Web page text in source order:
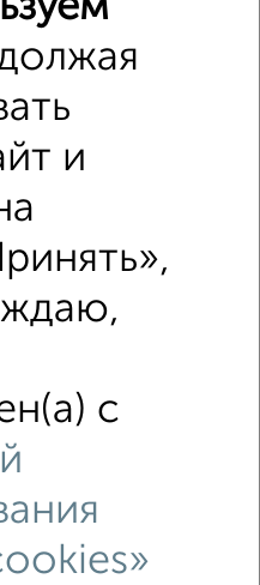
от Центральная 179
и
с